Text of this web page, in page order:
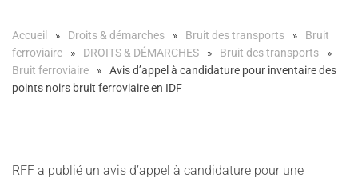
Accueil Droits & démarches Bruit des transports
Bruit
ferroviaire
DROITS & DÉMARCHES
Bruit des transports
Bruit ferroviaire
Avis d’appel à candidature pour inventaire des
points noirs bruit ferroviaire en IDF
RFF a publié un avis d’appel à candidature pour une